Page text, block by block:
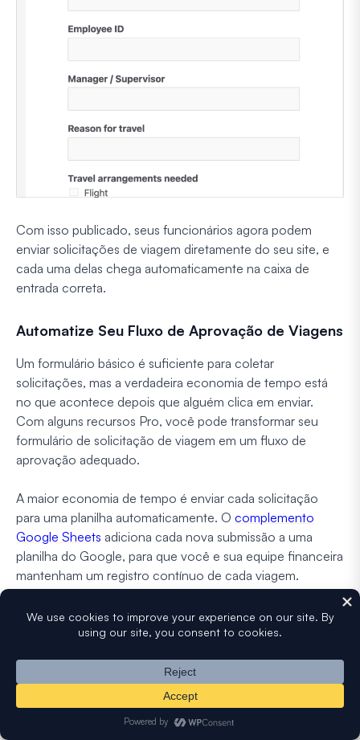
Com isso publicado, seus funcionários agora podem
enviar solicitações de viagem diretamente do seu site, e
cada uma delas chega automaticamente na caixa de
entrada correta.
Automatize Seu Fluxo de Aprovação de Viagens
Um formulário básico é suficiente para coletar
solicitações, mas a verdadeira economia de tempo está
no que acontece depois que alguém clica em enviar.
Com alguns recursos Pro, você pode transformar seu
formulário de solicitação de viagem em um fluxo de
aprovação adequado.
A maior economia de tempo é enviar cada solicitação
para uma planilha automaticamente. O complemento
Google Sheets adiciona cada nova submissão a uma
planilha do Google, para que você e sua equipe financeira
mantenham um registro contínuo de cada viagem.
Se suas aprovações precisarem de um aval formal, você
coletar uma assinatura digitaldiretamente no
viagem de qualquer dispositivo sem imprimir nada.
Você também pode revisar solicitações sem sair do
WordPress. Cada submissão é salva em